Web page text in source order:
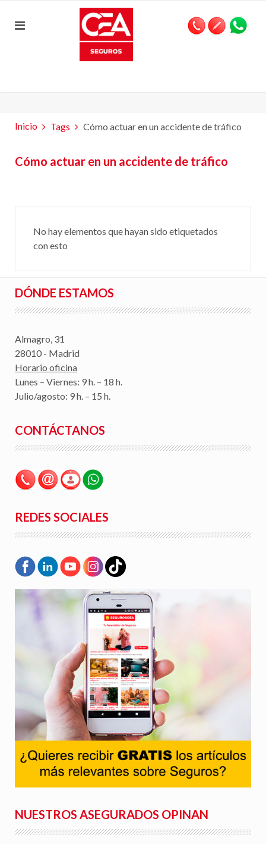
Inicio Tags Cómo actuar en un accidente de tráfico
Cómo actuar en un accidente de tráfico
No hay elementos que hayan sido etiquetados
con esto
DÓNDE ESTAMOS
Almagro, 31
28010 - Madrid
Horario oficina
Lunes – Viernes: 9 h. – 18 h.
Julio/agosto: 9 h. – 15 h.
CONTÁCTANOS
REDES SOCIALES
NUESTROS ASEGURADOS OPINAN